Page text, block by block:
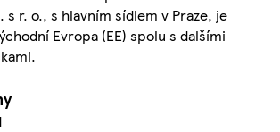
s r. o., s hlavním sídlem v Praze, je
Evropa (EE) spolu s dalšími